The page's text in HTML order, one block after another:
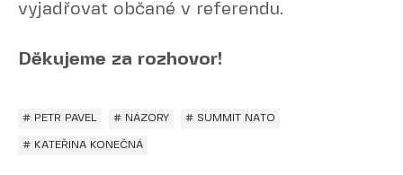
vyjadřovat občané v referendu.
Děkujeme za rozhovor!
# PETR PAVEL # NÁZORY # SUMMIT NATO
# KATEŘINA KONEČNÁ